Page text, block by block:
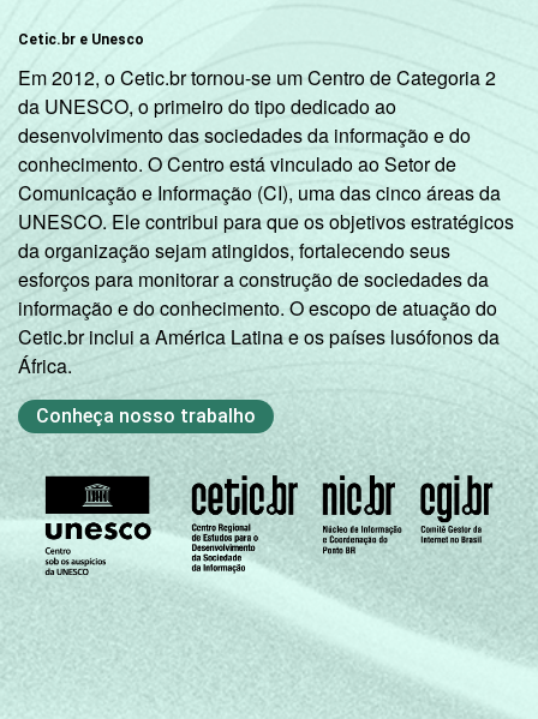
Cetic.br e Unesco
Em 2012, o Cetic.br tornou-se um Centro de Categoria 2
da UNESCO, o primeiro do tipo dedicado ao
desenvolvimento das sociedades da informação e do
conhecimento. O Centro está vinculado ao Setor de
Comunicação e Informação (CI), uma das cinco áreas da
UNESCO. Ele contribui para que os objetivos estratégicos
da organização sejam atingidos, fortalecendo seus
esforços para monitorar a construção de sociedades da
informação e do conhecimento. O escopo de atuação do
Cetic.br inclui a América Latina e os países lusófonos da
África.
Conheça nosso trabalho